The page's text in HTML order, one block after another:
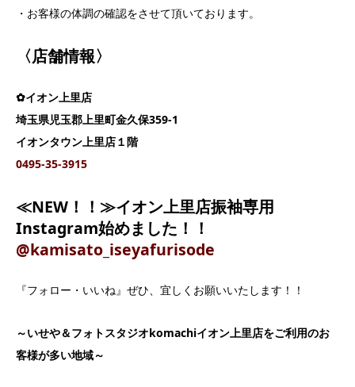
・お客様の体調の確認をさせて頂いております。
〈店舗情報〉
✿イオン上里店
埼玉県児玉郡上里町金久保359‐1
イオンタウン上里店１階
0495‐35‐3915
≪NEW！！≫イオン上里店振袖専用
Instagram始めました！！
@kamisato_iseyafurisode
『フォロー・いいね』ぜひ、宜しくお願いいたします！！
～いせや＆フォトスタジオkomachiイオン上里店をご利用のお
客様が多い地域～